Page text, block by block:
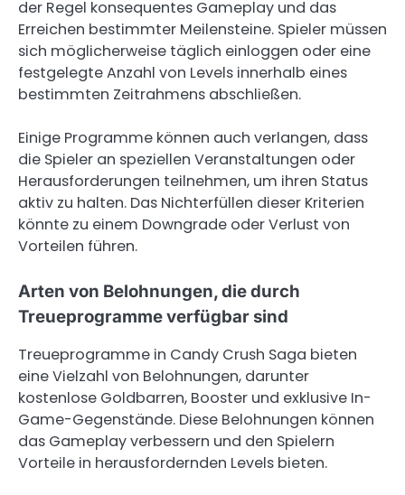
der Regel konsequentes Gameplay und das
Erreichen bestimmter Meilensteine. Spieler müssen
sich möglicherweise täglich einloggen oder eine
festgelegte Anzahl von Levels innerhalb eines
bestimmten Zeitrahmens abschließen.
Einige Programme können auch verlangen, dass
die Spieler an speziellen Veranstaltungen oder
Herausforderungen teilnehmen, um ihren Status
aktiv zu halten. Das Nichterfüllen dieser Kriterien
könnte zu einem Downgrade oder Verlust von
Vorteilen führen.
Arten von Belohnungen, die durch
Treueprogramme verfügbar sind
Treueprogramme in Candy Crush Saga bieten
eine Vielzahl von Belohnungen, darunter
kostenlose Goldbarren, Booster und exklusive In-
Game-Gegenstände. Diese Belohnungen können
das Gameplay verbessern und den Spielern
Vorteile in herausfordernden Levels bieten.